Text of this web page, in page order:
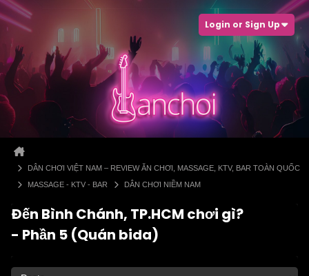
Login or Sign Up
DÂN CHƠI VIỆT NAM – REVIEW ĂN CHƠI, MASSAGE, KTV, BAR TOÀN QUỐC
MASSAGE - KTV - BAR
DÂN CHƠI NIỀM NAM
Đến Bình Chánh, TP.HCM chơi gì?
- Phần 5 (Quán bida)